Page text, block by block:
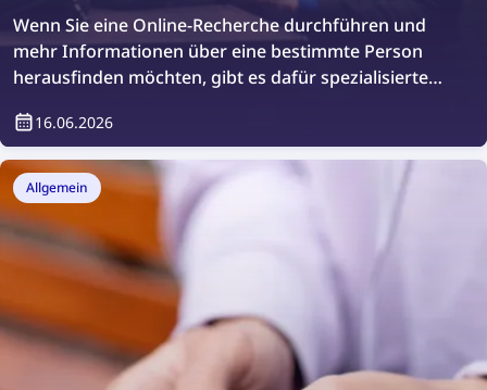
Wenn Sie eine Online-Recherche durchführen und
mehr Informationen über eine bestimmte Person
herausfinden möchten, gibt es dafür spezialisierte
Websites, um jemanden online zu recherchieren.
16.06.2026
Allgemein